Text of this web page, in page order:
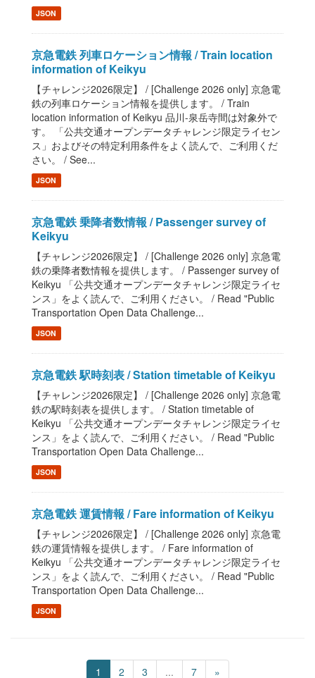
JSON
京急電鉄 列車ロケーション情報 / Train location
information of Keikyu
【チャレンジ2026限定】 / [Challenge 2026 only] 京急電
鉄の列車ロケーション情報を提供します。 / Train
location information of Keikyu 品川-泉岳寺間は対象外で
す。 「公共交通オープンデータチャレンジ限定ライセン
ス」およびその特定利用条件をよく読んで、ご利用くだ
さい。 / See...
JSON
京急電鉄 乗降者数情報 / Passenger survey of
Keikyu
【チャレンジ2026限定】 / [Challenge 2026 only] 京急電
鉄の乗降者数情報を提供します。 / Passenger survey of
Keikyu 「公共交通オープンデータチャレンジ限定ライセ
ンス」をよく読んで、ご利用ください。 / Read "Public
Transportation Open Data Challenge...
JSON
京急電鉄 駅時刻表 / Station timetable of Keikyu
【チャレンジ2026限定】 / [Challenge 2026 only] 京急電
鉄の駅時刻表を提供します。 / Station timetable of
Keikyu 「公共交通オープンデータチャレンジ限定ライセ
ンス」をよく読んで、ご利用ください。 / Read "Public
Transportation Open Data Challenge...
JSON
京急電鉄 運賃情報 / Fare information of Keikyu
【チャレンジ2026限定】 / [Challenge 2026 only] 京急電
鉄の運賃情報を提供します。 / Fare information of
Keikyu 「公共交通オープンデータチャレンジ限定ライセ
ンス」をよく読んで、ご利用ください。 / Read "Public
Transportation Open Data Challenge...
JSON
1 2 3 ... 7 »